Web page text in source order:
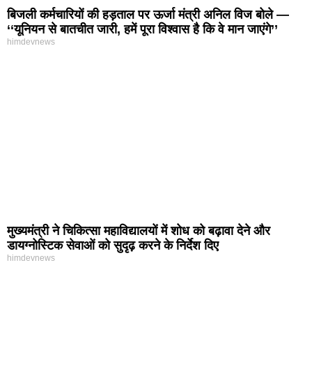
बिजली कर्मचारियों की हड़ताल पर ऊर्जा मंत्री अनिल विज बोले —
‘‘यूनियन से बातचीत जारी, हमें पूरा विश्वास है कि वे मान जाएंगे’’
himdevnews
मुख्यमंत्री ने चिकित्सा महाविद्यालयों में शोध को बढ़ावा देने और
डायग्नोस्टिक सेवाओं को सुदृढ़ करने के निर्देश दिए
himdevnews